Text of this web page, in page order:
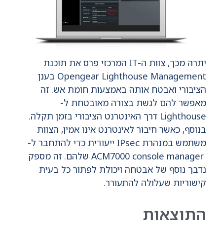
יתרה מכך, צוות ה-IT המרכזי פרס את תוכנת
Opengear Lighthouse Management בענן
הציבורי ואבטח אותה באמצעות חומת אש. זה
מאפשר להם לגשת בצורה מאובטחת ל-
Lighthouse דרך האינטרנט הציבורי בזמן תקלה.
בנוסף, כאשר חיבור לאינטרנט אינו אמין, הצוות
משתמש במנהרת IPsec ייעודית כדי להתחבר ל-
ACM7000 console manager שלהם. זה מספק
נדבך נוסף של אבטחה ויכולת לפתור כל בעית
קישוריות שעלולה להתעורר.
התוצאות